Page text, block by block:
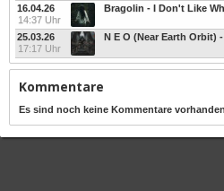
16.04.26
14:37 Uhr
Bragolin - I Don't Like
25.03.26
17:17 Uhr
N E O (Near Earth Orbit)
Kommentare
Es sind noch keine Kommentare